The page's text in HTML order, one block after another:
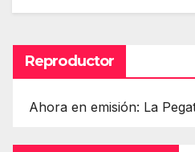
Reproductor
Ahora en emisión: La